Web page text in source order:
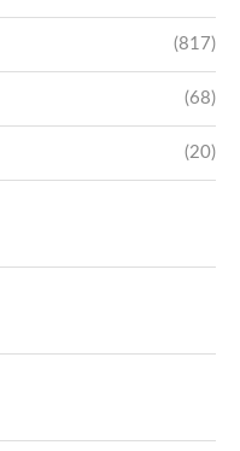
(817)
(68)
(20)